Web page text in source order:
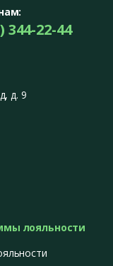
344-22-44
д. 9
лояльности